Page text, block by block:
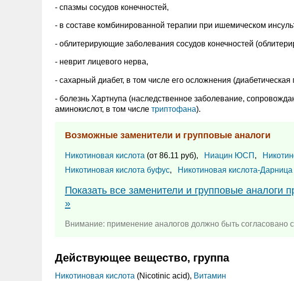
- спазмы сосудов конечностей,
- в составе комбинированной терапии при ишемическом
- облитерирующие заболевания сосудов конечностей
- неврит лицевого нерва,
- сахарный диабет, в том числе его осложнения
- болезнь Хартнупа (наследственное заболевание,
аминокислот, в том числе триптофана).
Возможные заменители и групповые аналоги
Никотиновая кислота (от 86.11 руб), Ниацин ЮСП ,
Никотиновая кислота буфус, Никотиновая кислота-Дарница
Показать все заменители и групповые аналоги
»
Внимание: применение аналогов должно быть согласовано
Действующее вещество, группа
Никотиновая кислота (Nicotinic acid), Витамин